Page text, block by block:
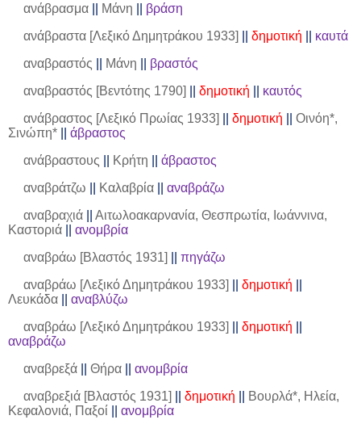
ανάβρασμα|| Μάνη
βράση
ανάβραστα [Λεξικό Δημητράκου 1933]
δημοτική
καυτά
αναβραστός
Μάνη
βραστός
αναβραστός [Βεντότης 1790]
δημοτική
καυτός
ανάβραστος [Λεξικό Πρωίας 1933]
δημοτική
Οινόη*,
Σινώπη*
άβραστος
ανάβραστους
Κρήτη
άβραστος
αναβράτζω
Καλαβρία|| αναβράζω
αναβραχιά|| Αιτωλοακαρνανία, Θεσπρωτία, Ιωάννινα,
Καστοριά
ανομβρία
αναβράω [Βλαστός 1931]
πηγάζω
αναβράω [Λεξικό Δημητράκου 1933]
δημοτική
Λευκάδα
αναβλύζω
αναβράω [Λεξικό Δημητράκου 1933]
δημοτική
αναβράζω
αναβρεξά|| Θήρα|| ανομβρία
αναβρεξιά [Βλαστός 1931]
δημοτική
Βουρλά*, Ηλεία,
Κεφαλονιά, Παξοί
ανομβρία